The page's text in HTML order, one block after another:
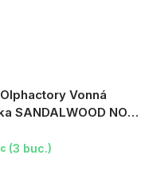
Vonná
SANDALWOOD NOIR
(3 buc.)